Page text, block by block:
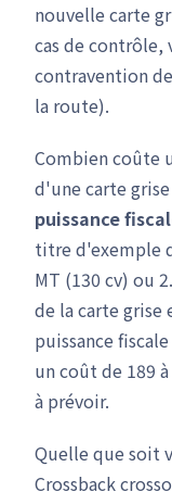
nouvelle carte
cas de contrôle,
contravention
la route).
Combien coûte
d'une carte
puissance
titre d'exemple
MT (130 cv) ou
de la carte grise
puissance
un coût de 189
à prévoir.
Quelle que soit
Crossback